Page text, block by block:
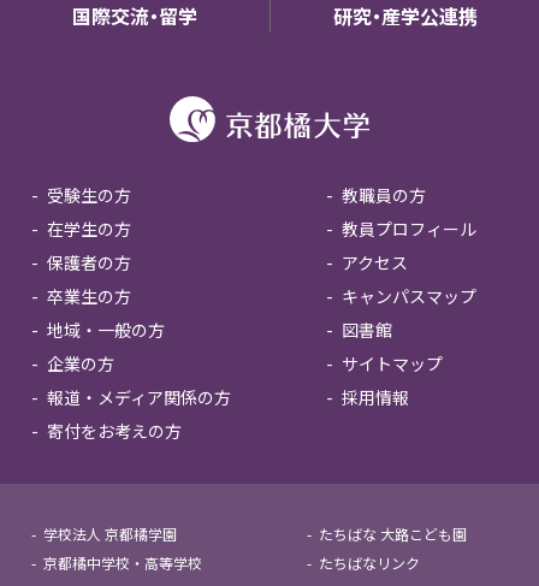
国際交流・留学 研究・産学公連携
受験生の方
在学生の方
保護者の方
卒業生の方
地域・一般の方
企業の方
報道・メディア関係の方
寄付をお考えの方
教職員の方
教員プロフィール
アクセス
キャンパスマップ
図書館
サイトマップ
採用情報
学校法人 京都橘学園
京都橘中学校・高等学校
たちばな 大路こども園
たちばなリンク